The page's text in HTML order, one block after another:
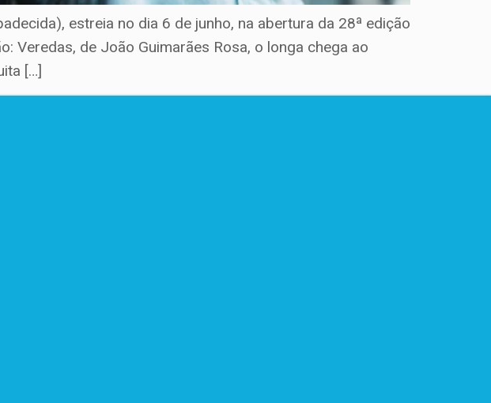
estreia no dia 6 de junho, na abertura da 28ª edição
Veredas, de João Guimarães Rosa, o longa chega ao
[…]